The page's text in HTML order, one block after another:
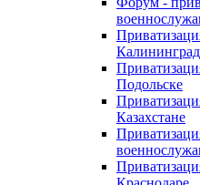
Подольске
Казахстане